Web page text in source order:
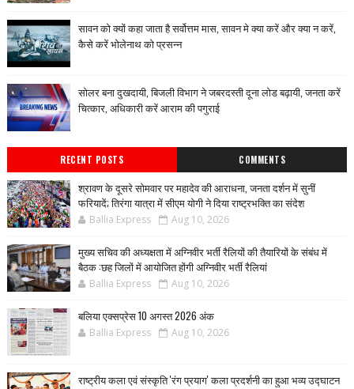
सावन को क्यों कहा जाता है सर्वोत्तम मास, सावन मे क्या करें और क्या न करें,
कैसे करें भोलेनाथ को प्रसन्न
सोलर बना दुखदायी, बिजली विभाग ने जबरदस्ती दूना लोड बढ़ायी, जनता करें
चित्कार, अधिकारी करें आराम की पगुराई
RECENT POSTS COMMENTS
श्रावण के दूसरे सोमवार पर महादेव की आराधना, जनता दर्शन में सुनीं
फरियादें; तिरंगा यात्रा में सीएम योगी ने दिया राष्ट्रभक्ति का संदेश
Ballia Express Aug 10, 2026
मुख्य सचिव की अध्यक्षता में अग्निवीर भर्ती रैलियों की तैयारियों के संबंध में
बैठक :छह जिलों में आयोजित होंगी अग्निवीर भर्ती रैलियां
Ballia Express Aug 10, 2026
बलिया एक्सप्रेस 10 अगस्त 2026 अंक
Ballia Express Aug 10, 2026
राष्ट्रीय कला एवं संस्कृति 'रंग प्रयाग' कला प्रदर्शनी का हुआ भव्य उद्घाटन